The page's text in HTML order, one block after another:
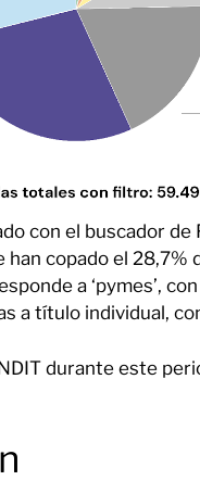
con el buscador de
han copado el
a ‘pymes’,
a título individual,
durante este